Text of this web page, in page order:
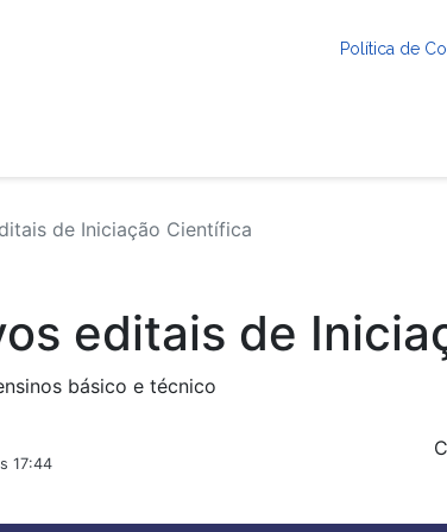
Política de
de Iniciação Científica
editais de
básico e técnico
17:44